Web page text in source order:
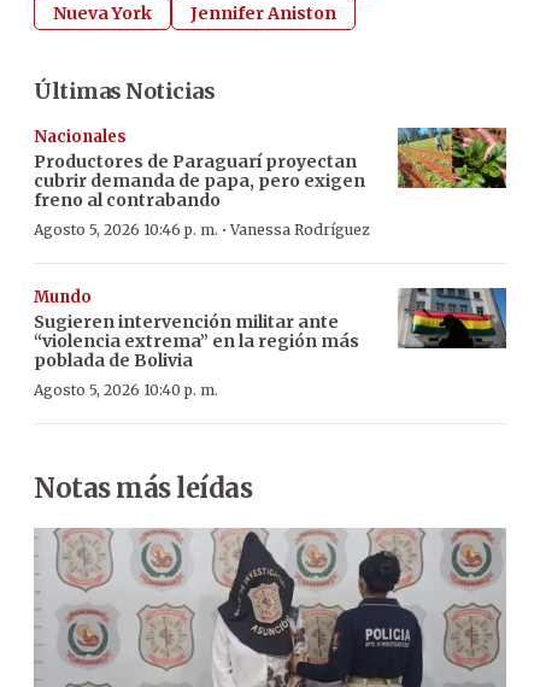
Nueva York
Jennifer Aniston
Últimas Noticias
Nacionales
Productores de Paraguarí proyectan
cubrir demanda de papa, pero exigen
freno al contrabando
Agosto 5, 2026 10:46 p. m. ·Vanessa Rodríguez
Mundo
Sugieren intervención militar ante
“violencia extrema” en la región más
poblada de Bolivia
Agosto 5, 2026 10:40 p. m.
Notas más leídas